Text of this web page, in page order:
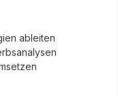
ableiten